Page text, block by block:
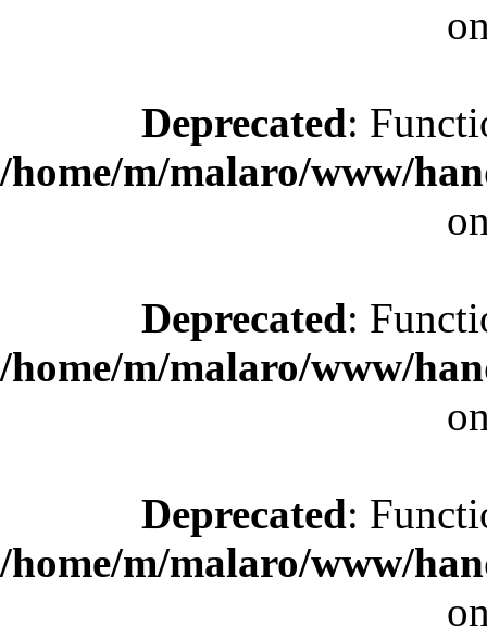
Deprecated:
/home/m/malaro/www/
Deprecated:
/home/m/malaro/www/
Deprecated:
/home/m/malaro/www/